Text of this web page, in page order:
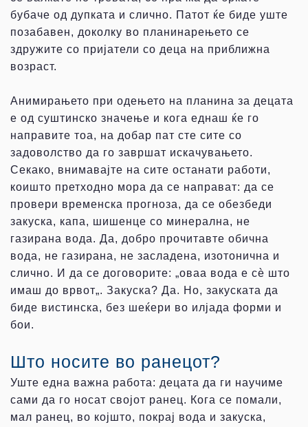
бубаче од дупката и слично. Патот ќе биде уште
позабавен, доколку во планинарењето се
здружите со пријатели со деца на приближна
возраст.
Анимирањето при одењето на планина за децата
е од суштинско значење и кога еднаш ќе го
направите тоа, на добар пат сте сите со
задоволство да го завршат искачувањето.
Секако, внимавајте на сите останати работи,
коишто претходно мора да се направат: да се
провери временска прогноза, да се обезбеди
закуска, капа, шишенце со минерална, не
газирана вода. Да, добро прочитавте обична
вода, не газирана, не засладена, изотонична и
слично. И да се договорите: „оваа вода е сѐ што
имаш до врвот„. Закуска? Да. Но, закуската да
биде вистинска, без шеќери во илјада форми и
бои.
Што носите во ранецот?
Уште една важна работа: децата да ги научиме
сами да го носат својот ранец. Кога се помали,
мал ранец, во којшто, покрај вода и закуска,